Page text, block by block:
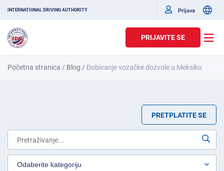
INTERNATIONAL DRIVING AUTHORITY Prijava
PRIJAVITE SE
Početna stranica / Blog / Dobivanje vozačke dozvole u Meksiku
PRETPLATITE SE